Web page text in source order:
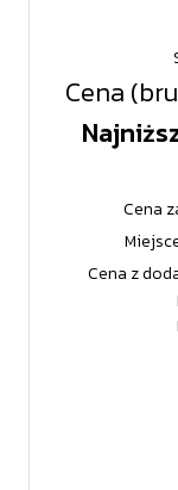
Cena
Cena
Cena z